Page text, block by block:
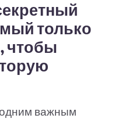
только
чтобы
одним важным